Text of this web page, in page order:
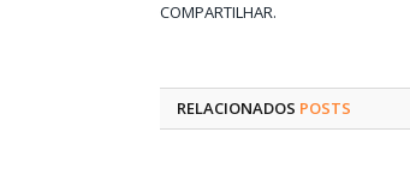
COMPARTILHAR.
RELACIONADOS POSTS